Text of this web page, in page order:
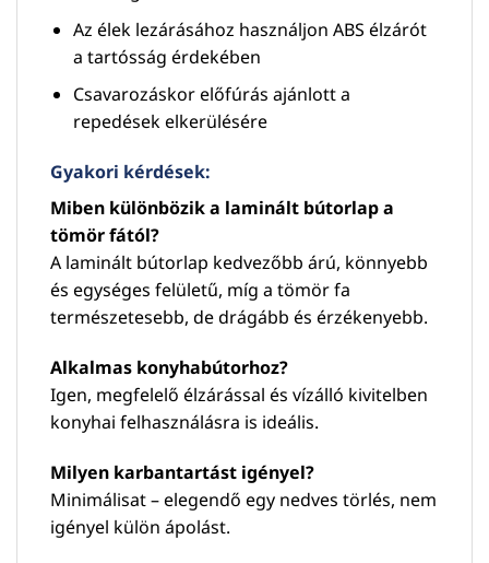
Az élek lezárásához használjon ABS élzárót
a tartósság érdekében
Csavarozáskor előfúrás ajánlott a
repedések elkerülésére
Gyakori kérdések:
Miben különbözik a laminált bútorlap a
tömör fától?
A laminált bútorlap kedvezőbb árú, könnyebb
és egységes felületű, míg a tömör fa
természetesebb, de drágább és érzékenyebb.
Alkalmas konyhabútorhoz?
Igen, megfelelő élzárással és vízálló kivitelben
konyhai felhasználásra is ideális.
Milyen karbantartást igényel?
Minimálisat – elegendő egy nedves törlés, nem
igényel külön ápolást.